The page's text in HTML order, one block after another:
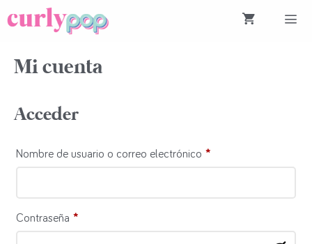
al
Mi cuenta
Acceder
Nombre de usuario o correo electrónico *
Contraseña *